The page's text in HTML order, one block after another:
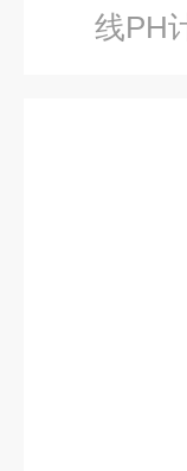
线PH